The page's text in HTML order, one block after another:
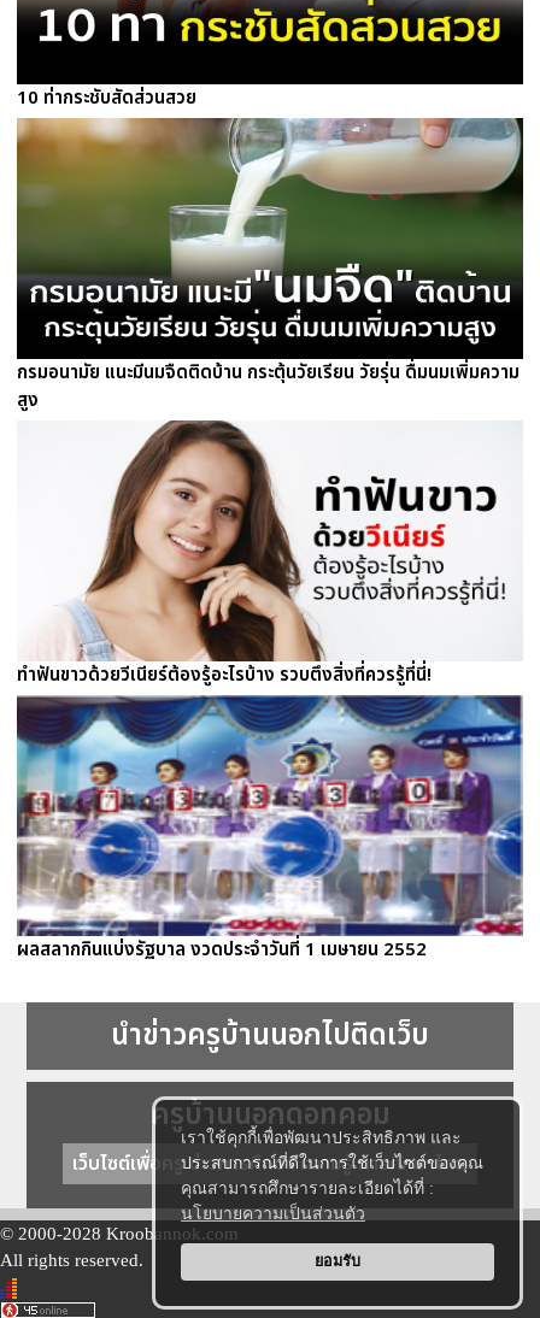
เราใช้คุกกี้เพื่อพัฒนาประสิทธิภาพ และ
ประสบการณ์ที่ดีในการใช้เว็บไซต์ของคุณ
คุณสามารถศึกษารายละเอียดได้ที่ :
นโยบายความเป็นส่วนตัว
ยอมรับ
10 ท่ากระชับสัดส่วนสวย
กรมอนามัย แนะมีนมจืดติดบ้าน กระตุ้นวัยเรียน วัยรุ่น ดื่มนมเพิ่มความ
สูง
ทำฟันขาวด้วยวีเนียร์ต้องรู้อะไรบ้าง รวบตึงสิ่งที่ควรรู้ที่นี่!
ผลสลากกินแบ่งรัฐบาล งวดประจำวันที่ 1 เมษายน 2552
นำข่าวครูบ้านนอกไปติดเว็บ
ครูบ้านนอกดอทคอม
เว็บไซต์เพื่อครู ข่าวการศึกษา ความรู้ การศึกษาไทย
© 2000-2028 Kroobannok.com
All rights reserved.